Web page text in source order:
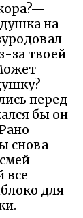
на
за твоей
перед
бы он
снова
все
для